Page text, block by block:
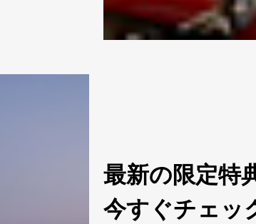
最新の限定特
今すぐチェッ